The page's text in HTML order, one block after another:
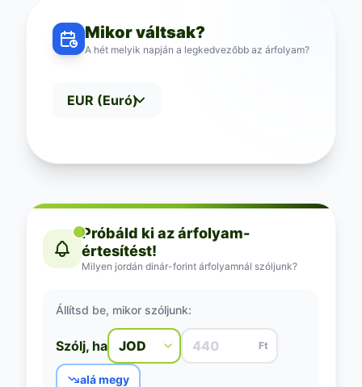
Mikor váltsak?
A hét melyik napján a legkedvezőbb az árfolyam?
Próbáld ki az árfolyam-
értesítést!
Milyen jordán dinár-forint árfolyamnál szóljunk?
Állítsd be, mikor szóljunk:
Szólj, ha Ft
alá megy